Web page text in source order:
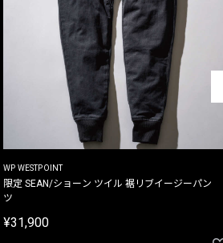
WP WESTPOINT
限定 SEAN/ショーン ツイル 裾リブイージーパン
ツ
¥31,900